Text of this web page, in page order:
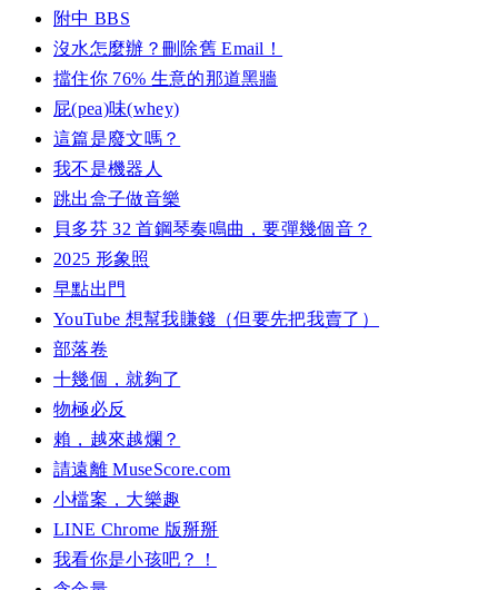
附中 BBS
沒水怎麼辦？刪除舊 Email！
擋住你 76% 生意的那道黑牆
屁(pea)味(whey)
這篇是廢文嗎？
我不是機器人
跳出盒子做音樂
貝多芬 32 首鋼琴奏鳴曲，要彈幾個音？
2025 形象照
早點出門
YouTube 想幫我賺錢（但要先把我賣了）
部落卷
十幾個，就夠了
物極必反
賴，越來越爛？
請遠離 MuseScore.com
小檔案，大樂趣
LINE Chrome 版掰掰
我看你是小孩吧？！